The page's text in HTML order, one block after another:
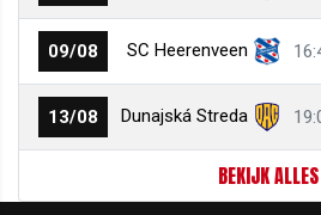
09/08 SC Heerenveen
13/08 Dunajská Streda
BEKIJK ALLES